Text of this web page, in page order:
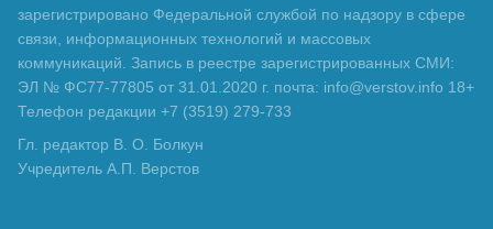
зарегистрировано Федеральной службой по надзору в сфере
связи, информационных технологий и массовых
коммуникаций. Запись в реестре зарегистрированных СМИ:
ЭЛ № ФС77-77805 от 31.01.2020 г. почта: info@verstov.info 18+
Телефон редакции +7 (3519) 279-733
Гл. редактор В. О. Болкун
Учредитель А.П. Верстов